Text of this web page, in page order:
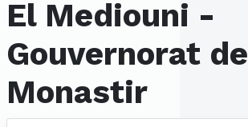
El Mediouni -
Gouvernorat de
Monastir